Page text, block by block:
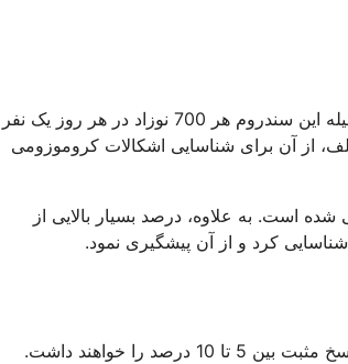
سندرم داون یا تریزومی 21 تبدیل به یکی از شایع ترین ناهنجاری ژنتیکی در انسان است. به وسیله این سندروم هر 700 نوزاد در هر روز یک نفر
از آن برای شناسایی اشکالات کروموزومی
سندرم داون شناسایی شده است. به علاوه، درصد بسیار بالایی از
تست های غربالگری موجود چندین اشکال عمده خواهد داشت. اول اینکه، این تست ها دارای پاسخ مثبت بین 5 تا 10 درصد را خواهند داشت.